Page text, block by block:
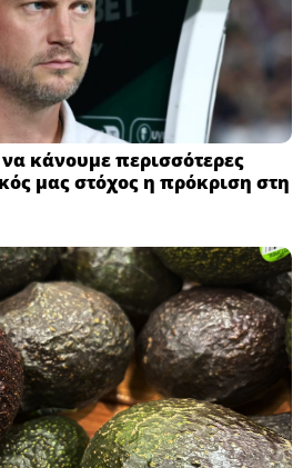
κάνουμε περισσότερες
μας στόχος η πρόκριση στη